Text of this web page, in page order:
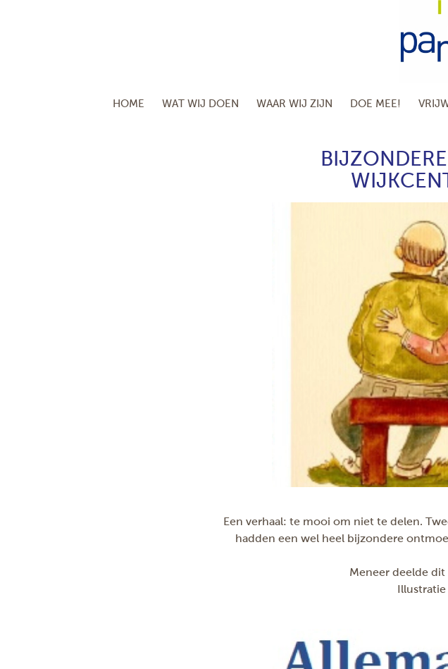
HOME WAT WIJ DOEN WAAR WIJ ZIJN DOE MEE!
Een verhaal: te mooi om niet te delen.
hadden een wel heel bijzondere
Meneer deelde